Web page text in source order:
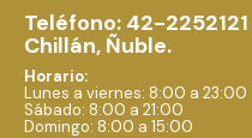
Teléfono: 42-2252121
Chillán, Ñuble.
Horario:
Lunes a viernes: 8:00 a 23:00
Sábado: 8:00 a 21:00
Domingo: 8:00 a 15:00